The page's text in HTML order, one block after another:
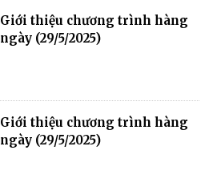
Giới thiệu chương trình hàng
ngày (29/5/2025)
Giới thiệu chương trình hàng
ngày (29/5/2025)